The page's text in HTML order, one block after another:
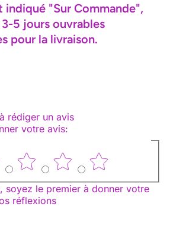
indiqué "Sur Commande",
5 jours ouvrables
pour la livraison.
rédiger un avis
votre avis:
soyez le premier à donner votre
réflexions